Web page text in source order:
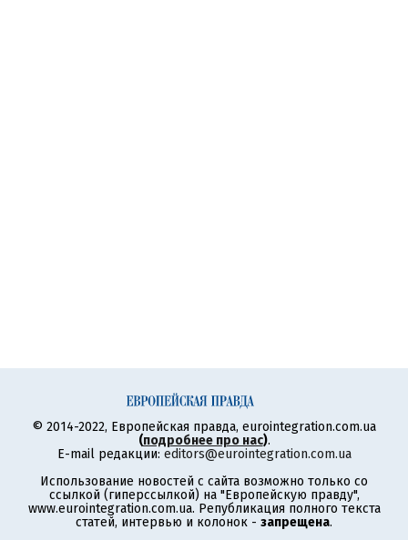
© 2014-2022, Европейская правда, eurointegration.com.ua
(подробнее про нас).
E-mail редакции: editors@eurointegration.com.ua
Использование новостей с сайта возможно только со
ссылкой (гиперссылкой) на "Европейскую правду",
www.eurointegration.com.ua. Републикация полного текста
статей, интервью и колонок - запрещена.